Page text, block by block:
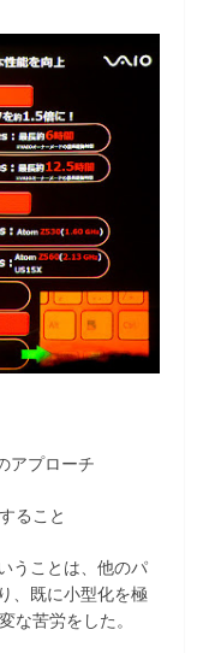
アプローチ
ること
うことは、他のパ
、既に小型化を極
な苦労をした。